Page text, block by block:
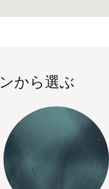
から選ぶ